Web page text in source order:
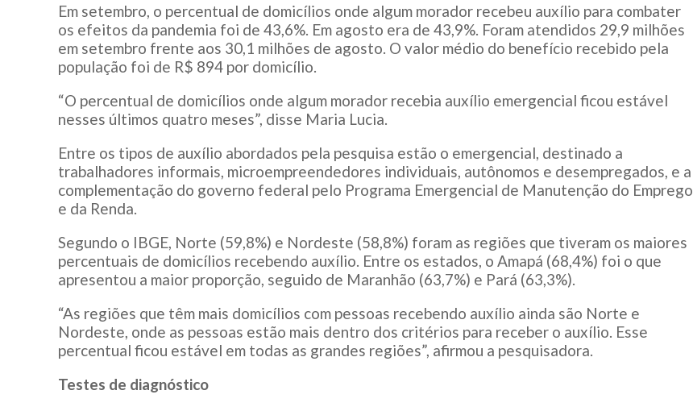
Em setembro, o percentual de domicílios onde algum morador recebeu auxílio para combater
os efeitos da pandemia foi de 43,6%. Em agosto era de 43,9%. Foram atendidos 29,9 milhões
em setembro frente aos 30,1 milhões de agosto. O valor médio do benefício recebido pela
população foi de R$ 894 por domicílio.
“O percentual de domicílios onde algum morador recebia auxílio emergencial ficou estável
nesses últimos quatro meses”, disse Maria Lucia.
Entre os tipos de auxílio abordados pela pesquisa estão o emergencial, destinado a
trabalhadores informais, microempreendedores individuais, autônomos e desempregados, e a
complementação do governo federal pelo Programa Emergencial de Manutenção do Emprego
e da Renda.
Segundo o IBGE, Norte (59,8%) e Nordeste (58,8%) foram as regiões que tiveram os maiores
percentuais de domicílios recebendo auxílio. Entre os estados, o Amapá (68,4%) foi o que
apresentou a maior proporção, seguido de Maranhão (63,7%) e Pará (63,3%).
“As regiões que têm mais domicílios com pessoas recebendo auxílio ainda são Norte e
Nordeste, onde as pessoas estão mais dentro dos critérios para receber o auxílio. Esse
percentual ficou estável em todas as grandes regiões”, afirmou a pesquisadora.
Testes de diagnóstico